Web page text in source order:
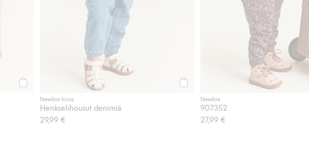
Newbie Icons
Henkselihousut denimiä
29,99 €
Newbie
907352
27,99 €